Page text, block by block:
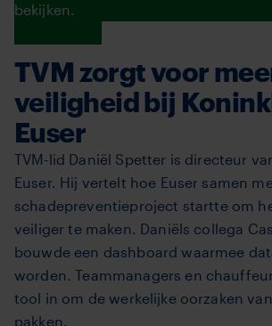
bekijken.
TVM zorgt voor
veiligheid bij
Euser
TVM-lid Daniël Spetter is directeur
Euser. Hij vertelt hoe Euser samen
schadepreventieproject startte om
veiliger te maken. Daniëls collega
bouwde een dashboard waarmee
worden. Teammanagers en
tool in om de werkelijke oorzaken
pakken.